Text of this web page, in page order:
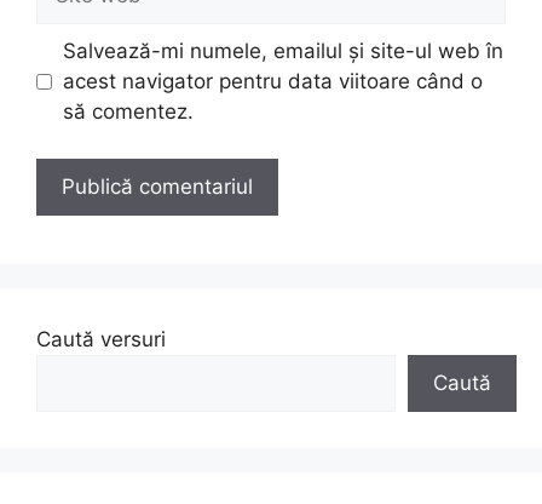
web
Salvează-mi numele, emailul și site-ul web în
acest navigator pentru data viitoare când o
să comentez.
Caută versuri
Caută